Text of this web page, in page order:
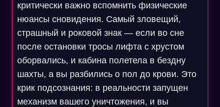
критически важно вспомнить физические
нюансы сновидения. Самый зловещий,
страшный и роковой знак — если во сне
после остановки тросы лифта с хрустом
оборвались, и кабина полетела в бездну
шахты, а вы разбились о пол до крови. Это
крик подсознания: в реальности запущен
механизм вашего уничтожения, и вы